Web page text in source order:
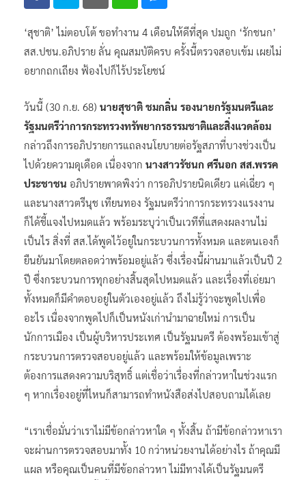
‘สุชาติ’ ไม่ตอบโต้ ขอทำงาน 4 เดือนให้ดีที่สุด ปมถูก ‘รักชนก’
สส.ปชน.อภิปราย ลั่น คุณสมบัติครบ ครั้งนี้ตรวจสอบเข้ม เผยไม่
อยากถกเถียง ฟ้องไปก็ไร้ประโยชน์
วันนี้ (30 ก.ย. 68) นายสุชาติ ชมกลิ่น รองนายกรัฐมนตรีและ
รัฐมนตรีว่าการกระทรวงทรัพยากรธรรมชาติและสิ่งแวดล้อม
กล่าวถึงการอภิปรายการแถลงนโยบายต่อรัฐสภาที่บางช่วงเป็น
ไปด้วยความดุเดือด เนื่องจาก นางสาวรัชนก ศรีนอก สส.พรรค
ประชาชน อภิปรายพาดพิงว่า การอภิปรายนิดเดียว แค่เฉี่ยว ๆ
และนางสาวตรีนุช เทียนทอง รัฐมนตรีว่าการกระทรวงแรงงาน
ก็ได้ชี้แจงไปหมดแล้ว พร้อมระบุว่าเป็นเวทีที่แสดงผลงานไม่
เป็นไร สิ่งที่ สส.ได้พูดไว้อยู่ในกระบวนการทั้งหมด และตนเองก็
ยืนยันมาโดยตลอดว่าพร้อมอยู่แล้ว ซึ่งเรื่องนี้ผ่านมาแล้วเป็นปี 2
ปี ซึ่งกระบวนการทุกอย่างสิ้นสุดไปหมดแล้ว และเรื่องที่เอ่ยมา
ทั้งหมดก็มีคำตอบอยู่ในตัวเองอยู่แล้ว ถึงไม่รู้ว่าจะพูดไปเพื่อ
อะไร เนื่องจากพูดไปก็เป็นหนังเก่านำมาฉายใหม่ การเป็น
นักการเมือง เป็นผู้บริหารประเทศ เป็นรัฐมนตรี ต้องพร้อมเข้าสู่
กระบวนการตรวจสอบอยู่แล้ว และพร้อมให้ข้อมูลเพราะ
ต้องการแสดงความบริสุทธิ์ แต่เชื่อว่าเรื่องที่กล่าวหาในช่วงแรก
ๆ หากเรื่องอยู่ที่ไหนก็สามารถทำหนังสือส่งไปสอบถามได้เลย
“เราเชื่อมั่นว่าเราไม่มีข้อกล่าวหาใด ๆ ทั้งสิ้น ถ้ามีข้อกล่าวหาเรา
จะผ่านการตรวจสอบมาทั้ง 10 กว่าหน่วยงานได้อย่างไร ถ้าคุณมี
แผล หรือคุณเป็นคนที่มีข้อกล่าวหา ไม่มีทางได้เป็นรัฐมนตรี